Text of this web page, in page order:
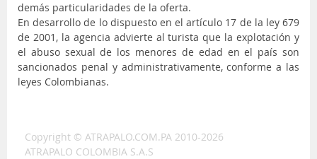
demás particularidades de la oferta.
En desarrollo de lo dispuesto en el artículo 17 de la ley 679
de 2001, la agencia advierte al turista que la explotación y
el abuso sexual de los menores de edad en el país son
sancionados penal y administrativamente, conforme a las
leyes Colombianas.
Copyright © ATRAPALO.COM.PA 2010-2026
ATRAPALO COLOMBIA S.A.S